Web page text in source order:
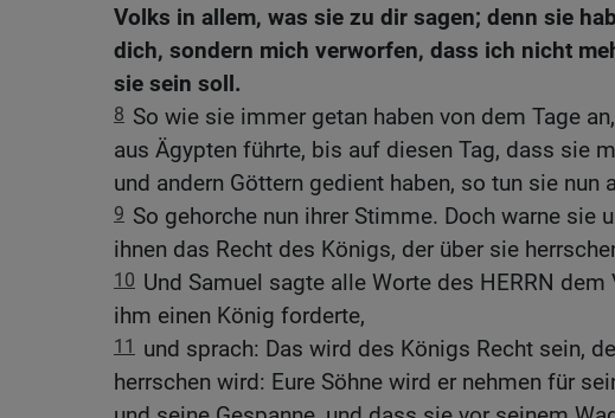
Volks in allem, was sie zu dir sagen; denn sie
dich, sondern mich verworfen, dass ich nicht
sie sein soll.
8 So wie sie immer getan haben von dem Tage
aus Ägypten führte, bis auf diesen Tag, dass sie
und andern Göttern gedient haben, so tun sie nun
9 So gehorche nun ihrer Stimme. Doch warne sie
ihnen das Recht des Königs, der über sie
10 Und Samuel sagte alle Worte des HERRN dem
ihm einen König forderte,
11
und sprach: Das wird des Königs Recht sein,
herrschen wird: Eure Söhne wird er nehmen für